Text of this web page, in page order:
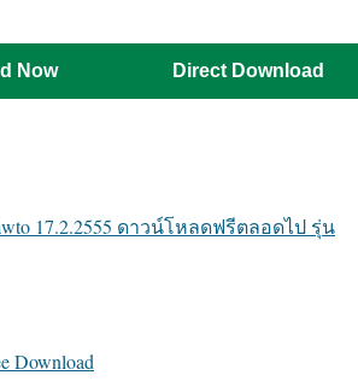
Now Direct Download
17.2.2555 ดาวน์โหลดฟรีตลอดไป รุ่น
Download